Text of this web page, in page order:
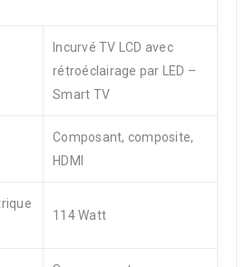
Incurvé TV LCD avec
rétroéclairage par LED –
Smart TV
Composant, composite,
HDMI
114 Watt